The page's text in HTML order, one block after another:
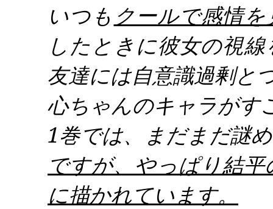
いつも クールで感情
したときに彼女の視
友達には自意識過剰と
心ちゃんのキャラがす
1巻では、まだまだ謎
ですが、やっぱり結
に描かれています。